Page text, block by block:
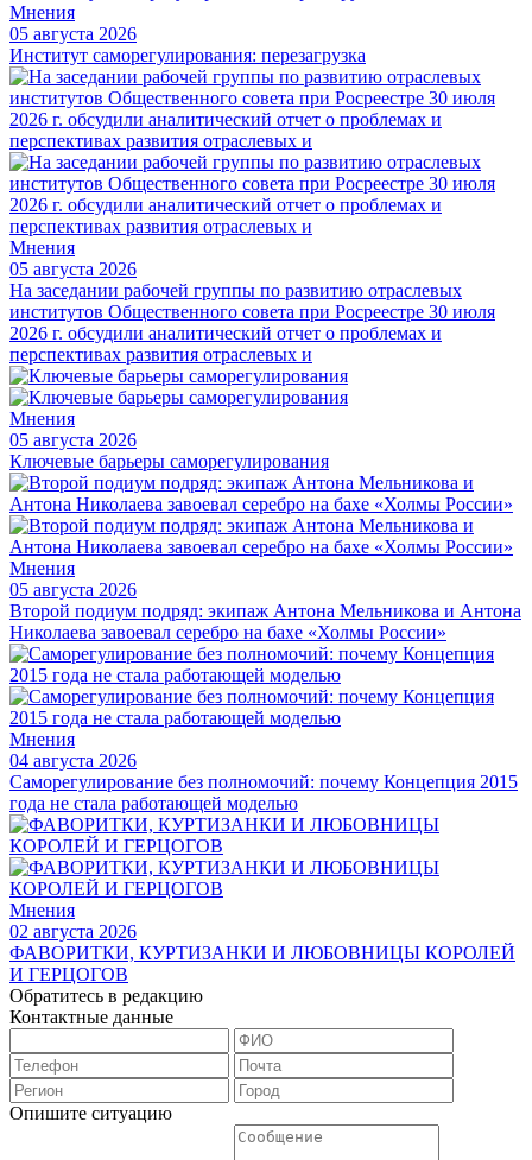
Мнения
05 августа 2026
Институт саморегулирования: перезагрузка
Мнения
05 августа 2026
На заседании рабочей группы по развитию отраслевых
институтов Общественного совета при Росреестре 30 июля
2026 г. обсудили аналитический отчет о проблемах и
перспективах развития отраслевых и
Мнения
05 августа 2026
Ключевые барьеры саморегулирования
Мнения
05 августа 2026
Второй подиум подряд: экипаж Антона Мельникова и Антона
Николаева завоевал серебро на бахе «Холмы России»
Мнения
04 августа 2026
Саморегулирование без полномочий: почему Концепция 2015
года не стала работающей моделью
Мнения
02 августа 2026
ФАВОРИТКИ, КУРТИЗАНКИ И ЛЮБОВНИЦЫ КОРОЛЕЙ
И ГЕРЦОГОВ
Обратитесь в редакцию
Контактные данные
Опишите ситуацию